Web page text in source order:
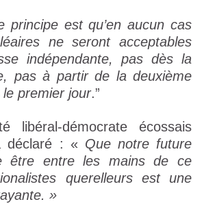
principe est qu’en aucun cas
ne seront acceptables
indépendante, pas dès la
pas à partir de la deuxième
premier jour.”
libéral-démocrate écossais
déclaré : « Que notre future
être entre les mains de ce
querelleurs est une
»